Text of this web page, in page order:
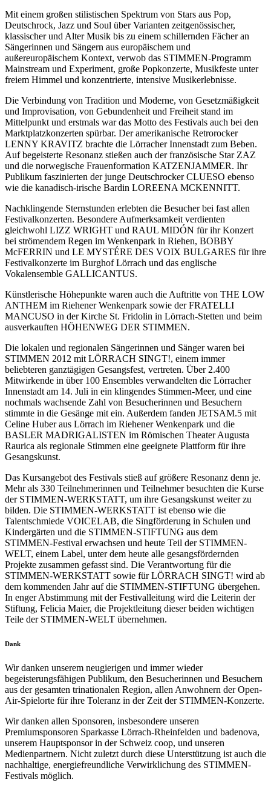
Mit einem großen stilistischen Spektrum von Stars aus Pop,
Deutschrock, Jazz und Soul über Varianten zeitgenössischer,
klassischer und Alter Musik bis zu einem schillernden Fächer an
Sängerinnen und Sängern aus europäischem und
außereuropäischem Kontext, verwob das STIMMEN-Programm
Mainstream und Experiment, große Popkonzerte, Musikfeste unter
freiem Himmel und konzentrierte, intensive Musikerlebnisse.
Die Verbindung von Tradition und Moderne, von Gesetzmäßigkeit
und Improvisation, von Gebundenheit und Freiheit stand im
Mittelpunkt und erstmals war das Motto des Festivals auch bei den
Marktplatzkonzerten spürbar. Der amerikanische Retrorocker
LENNY KRAVITZ brachte die Lörracher Innenstadt zum Beben.
Auf begeisterte Resonanz stießen auch der französische Star ZAZ
und die norwegische Frauenformation KATZENJAMMER. Ihr
Publikum faszinierten der junge Deutschrocker CLUESO ebenso
wie die kanadisch-irische Bardin LOREENA MCKENNITT.
Nachklingende Sternstunden erlebten die Besucher bei fast allen
Festivalkonzerten. Besondere Aufmerksamkeit verdienten
gleichwohl LIZZ WRIGHT und RAUL MIDÓN für ihr Konzert
bei strömendem Regen im Wenkenpark in Riehen, BOBBY
McFERRIN und LE MYSTÉRE DES VOIX BULGARES für ihre
Festivalkonzerte im Burghof Lörrach und das englische
Vokalensemble GALLICANTUS.
Künstlerische Höhepunkte waren auch die Auftritte von THE LOW
ANTHEM im Riehener Wenkenpark sowie der FRATELLI
MANCUSO in der Kirche St. Fridolin in Lörrach-Stetten und beim
ausverkauften HÖHENWEG DER STIMMEN.
Die lokalen und regionalen Sängerinnen und Sänger waren bei
STIMMEN 2012 mit LÖRRACH SINGT!, einem immer
beliebteren ganztägigen Gesangsfest, vertreten. Über 2.400
Mitwirkende in über 100 Ensembles verwandelten die Lörracher
Innenstadt am 14. Juli in ein klingendes Stimmen-Meer, und eine
nochmals wachsende Zahl von Besucherinnen und Besuchern
stimmte in die Gesänge mit ein. Außerdem fanden JETSAM.5 mit
Celine Huber aus Lörrach im Riehener Wenkenpark und die
BASLER MADRIGALISTEN im Römischen Theater Augusta
Raurica als regionale Stimmen eine geeignete Plattform für ihre
Gesangskunst.
Das Kursangebot des Festivals stieß auf größere Resonanz denn je.
Mehr als 330 Teilnehmerinnen und Teilnehmer besuchten die Kurse
der STIMMEN-WERKSTATT, um ihre Gesangskunst weiter zu
bilden. Die STIMMEN-WERKSTATT ist ebenso wie die
Talentschmiede VOICELAB, die Singförderung in Schulen und
Kindergärten und die STIMMEN-STIFTUNG aus dem
STIMMEN-Festival erwachsen und heute Teil der STIMMEN-
WELT, einem Label, unter dem heute alle gesangsfördernden
Projekte zusammen gefasst sind. Die Verantwortung für die
STIMMEN-WERKSTATT sowie für LÖRRACH SINGT! wird ab
dem kommenden Jahr auf die STIMMEN-STIFTUNG übergehen.
In enger Abstimmung mit der Festivalleitung wird die Leiterin der
Stiftung, Felicia Maier, die Projektleitung dieser beiden wichtigen
Teile der STIMMEN-WELT übernehmen.
Dank
Wir danken unserem neugierigen und immer wieder
begeisterungsfähigen Publikum, den Besucherinnen und Besuchern
aus der gesamten trinationalen Region, allen Anwohnern der Open-
Air-Spielorte für ihre Toleranz in der Zeit der STIMMEN-Konzerte.
Wir danken allen Sponsoren, insbesondere unseren
Premiumsponsoren Sparkasse Lörrach-Rheinfelden und badenova,
unserem Hauptsponsor in der Schweiz coop, und unseren
Medienpartnern. Nicht zuletzt durch diese Unterstützung ist auch die
nachhaltige, energiefreundliche Verwirklichung des STIMMEN-
Festivals möglich.